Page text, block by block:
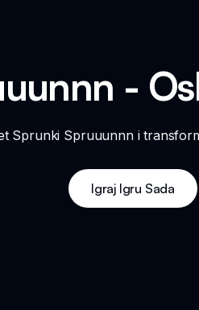
-
Sprunki Spruuunnn i
Igraj Igru Sada